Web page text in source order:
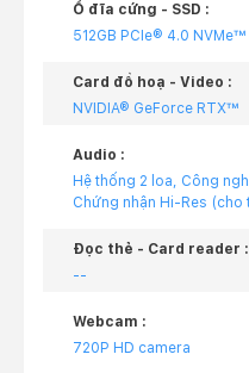
Ổ đĩa cứng - SSD :
512GB PCIe® 4.0 NVMe™
Card đồ hoạ - Video :
NVIDIA® GeForce RTX™
Audio :
Hệ thống 2 loa, Công
Chứng nhận Hi-Res (cho
Đọc thẻ - Card reader :
--
Webcam :
720P HD camera